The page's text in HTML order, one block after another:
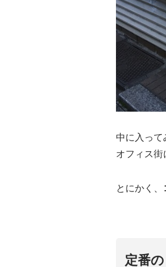
中に入って
オフィス街
とにかく、
定番